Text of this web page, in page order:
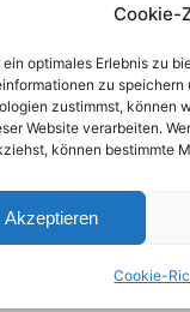
Cookie-
ein optimales Erlebnis zu
zu speichern
zustimmst, können
Website verarbeiten.
können bestimmte
Akzeptieren
Cookie-